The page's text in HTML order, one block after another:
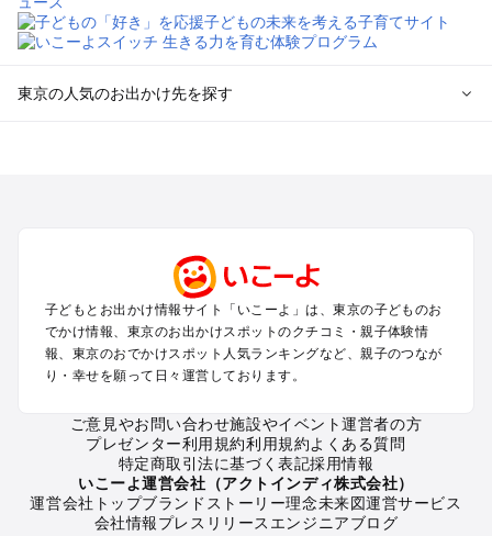
東京の人気のお出かけ先を探す
町田・相模原・愛川・上野原のプールお出かけ
渋谷・原宿・恵比寿・中目黒・自由が丘のプールお出かけ
池袋・赤羽・王子・巣鴨・目白・石神井のプールお出かけ
新宿・高田馬場・代々木・千駄ヶ谷のプールお出かけ
銀座・丸の内・日本橋・有楽町・築地・月島のプールお出かけ
小金井・小平・西東京・東村山・東久留米のプールお出かけ
府中・調布・狛江のプールお出かけ
青梅・奥多摩のプールお出かけ
蒲田・大森・羽田周辺のプールお出かけ
葛西・新木場・亀戸・亀有・柴又のプールお出かけ
子どもとお出かけ情報サイト「いこーよ」は、東京の子どものお
でかけ情報、東京のお出かけスポットのクチコミ・親子体験情
報、東京のおでかけスポット人気ランキングなど、親子のつなが
り・幸せを願って日々運営しております。
ご意見やお問い合わせ施設やイベント運営者の方
プレゼンター利用規約利用規約よくある質問
特定商取引法に基づく表記採用情報
いこーよ運営会社（アクトインディ株式会社）
運営会社トップブランドストーリー理念未来図運営サービス
会社情報プレスリリース エンジニアブログ